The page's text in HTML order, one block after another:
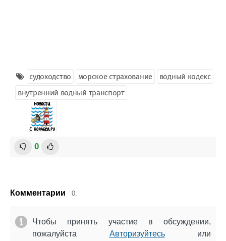
судоходство морское страхование
водный кодекс
внутренний водный транспорт
0
Комментарии 0.
Чтобы принять участие в обсуждении,
пожалуйста Авторизуйтесьили